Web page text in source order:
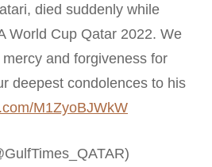
died suddenly while
World Cup Qatar 2022. We
and forgiveness for
deepest condolences to his
M1ZyoBJWkW